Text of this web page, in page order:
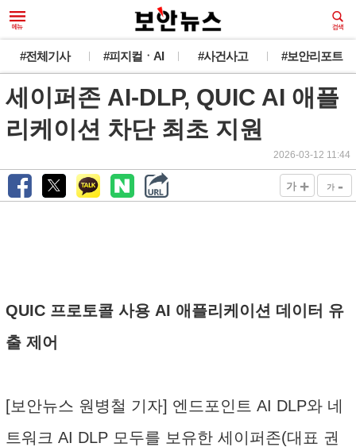
#전체기사 #피지컬ㆍAI #사건사고 #보안리포트
세이퍼존 AI-DLP, QUIC AI 애플
리케이션 차단 최초 지원
2026-03-12 11:44
가 + 가 -
QUIC 프로토콜 사용 AI 애플리케이션 데이터 유
출 제어
[보안뉴스 원병철 기자] 엔드포인트 AI DLP와 네
트워크 AI DLP 모두를 보유한 세이퍼존(대표 권